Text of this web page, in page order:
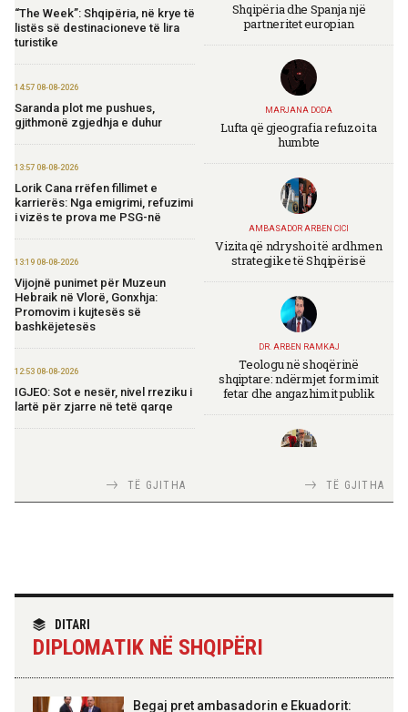
“The Week”: Shqipëria, në krye të
listës së destinacioneve të lira
turistike
14:57 08-08-2026
Saranda plot me pushues,
gjithmonë zgjedhja e duhur
13:57 08-08-2026
Lorik Cana rrëfen fillimet e
karrierës: Nga emigrimi, refuzimi
i vizës te prova me PSG-në
13:19 08-08-2026
Vijojnë punimet për Muzeun
Hebraik në Vlorë, Gonxhja:
Promovim i kujtesës së
bashkëjetesës
12:53 08-08-2026
IGJEO: Sot e nesër, nivel rreziku i
lartë për zjarre në tetë qarqe
seminari i leximit mbi librin e Xi
Jinpingut për qeverisjen e Kinës
“Made in Albania”
09:24 08-08-2026
Ambasadori Wendt do të
Trump për siguri të përbashkët
TË GJITHA
Shqipëria dhe Spanja një
partneritet europian
MARJANA DODA
Lufta që gjeografia refuzoi ta
humbte
AMBASADOR ARBEN CICI
Vizita që ndryshoi të ardhmen
strategjike të Shqipërisë
DR. ARBEN RAMKAJ
Teologu në shoqërinë
shqiptare: ndërmjet formimit
fetar dhe angazhimit publik
TIRANA DIPLOMAT
TIRANA DIPLOMAT
Skënderbeut dhe Ismail
TË GJITHA
DITARI
DIPLOMATIK NË SHQIPËRI
Begaj pret ambasadorin e Ekuadorit: